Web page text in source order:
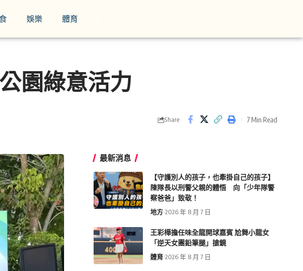
娛樂 體育
園綠意活力
Share 7 Min Read
最新消息
【守護別人的孩子，也牽掛自己的孩子】
陳隊長以刑警父親的體悟 向「少年隊警
察爸爸」致敬！
地方 2026 年 8 月 7 日
王彩樺擔任味全龍開球嘉賓 尬舞小龍女
「逆天女團鉛筆腿」搶鏡
體育 2026 年 8 月 7 日